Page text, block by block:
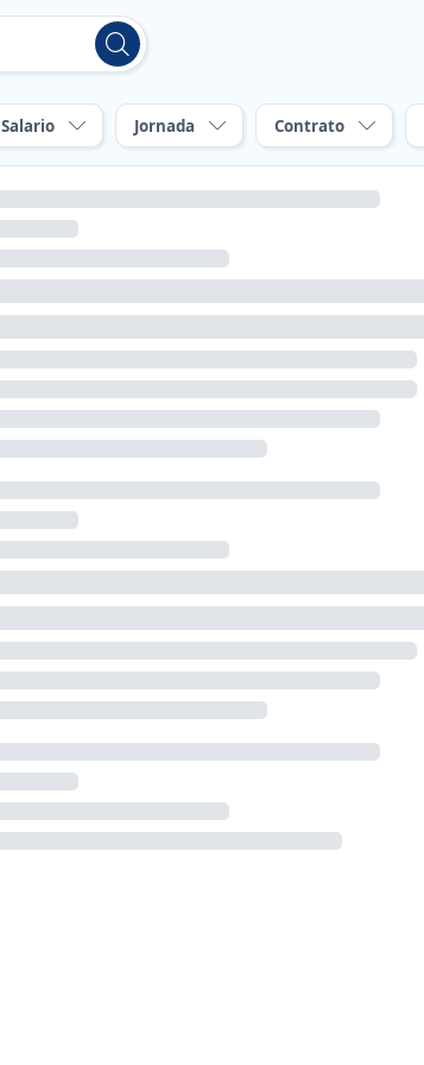
Salario Jornada Contrato